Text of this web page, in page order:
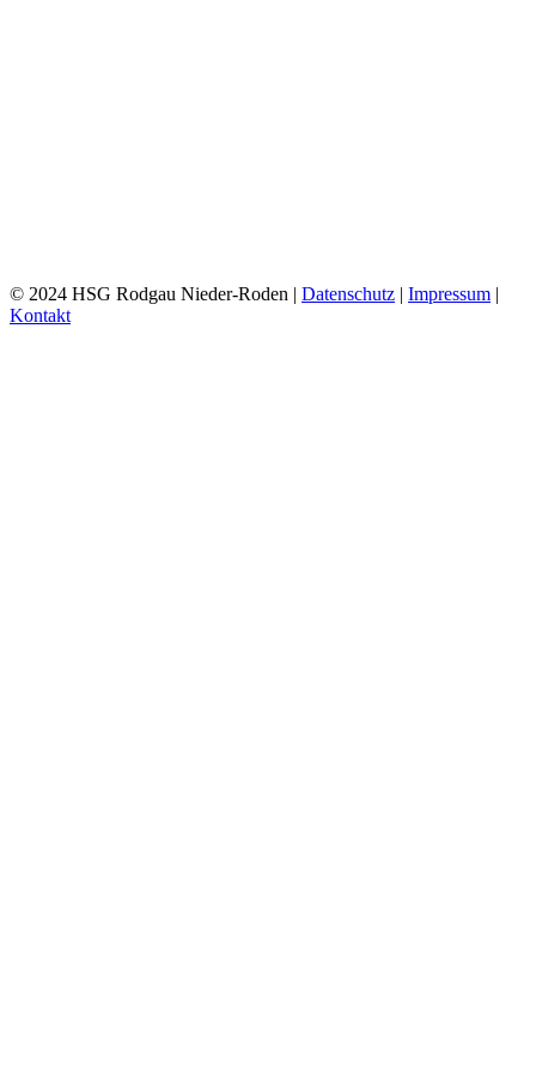
© 2024 HSG Rodgau Nieder-Roden | Datenschutz | Impressum |
Kontakt